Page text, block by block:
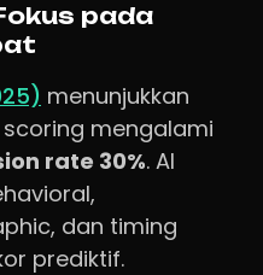
pada
menunjukkan
mengalami
rate 30%. AI
dan timing
prediktif.